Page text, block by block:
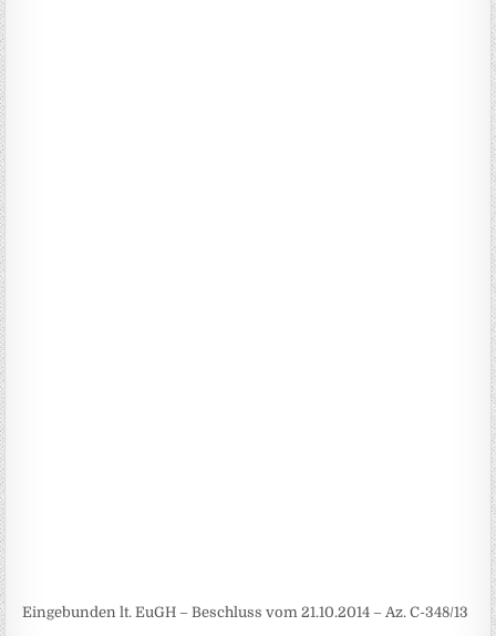
Eingebunden lt. EuGH – Beschluss vom 21.10.2014 – Az. C-348/13